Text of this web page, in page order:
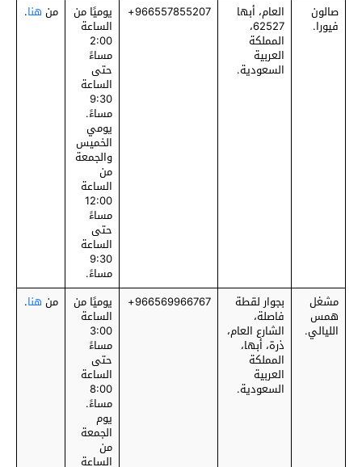
صالون
فيورا.
العام، أبها
62527،
المملكة
العربية
السعودية.
‎966557855207+ يوميًا من
الساعة
2:00
مساءً
حتى
الساعة
9:30
مساءً.
يومي
الخميس
والجمعة
من
الساعة
12:00
مساءً
حتى
الساعة
9:30
مساءً.
من هنا.
مشغل
همس
الليالي.
بجوار لقطة
فاصلة،
الشارع العام،
ذرة، أبها،
المملكة
العربية
السعودية.
‎966569966767+ يوميًا من
الساعة
3:00
مساءً
حتى
الساعة
8:00
مساءً.
يوم
الجمعة
من
الساعة
من هنا.